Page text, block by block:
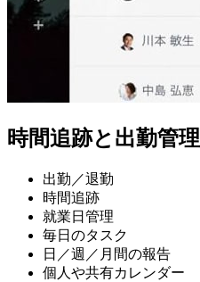
時間追跡と出勤管理
出勤／退勤
時間追跡
就業日管理
毎日のタスク
日／週／月間の報告
個人や共有カレンダー